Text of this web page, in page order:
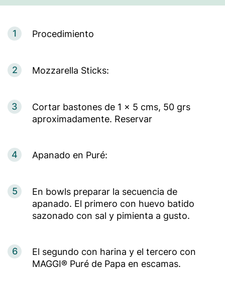
1 Procedimiento
2 Mozzarella Sticks:
3
Cortar bastones de 1 x 5 cms, 50 grs
aproximadamente. Reservar
4 Apanado en Puré:
5
En bowls preparar la secuencia de
apanado. El primero con huevo batido
sazonado con sal y pimienta a gusto.
6
El segundo con harina y el tercero con
MAGGI® Puré de Papa en escamas.